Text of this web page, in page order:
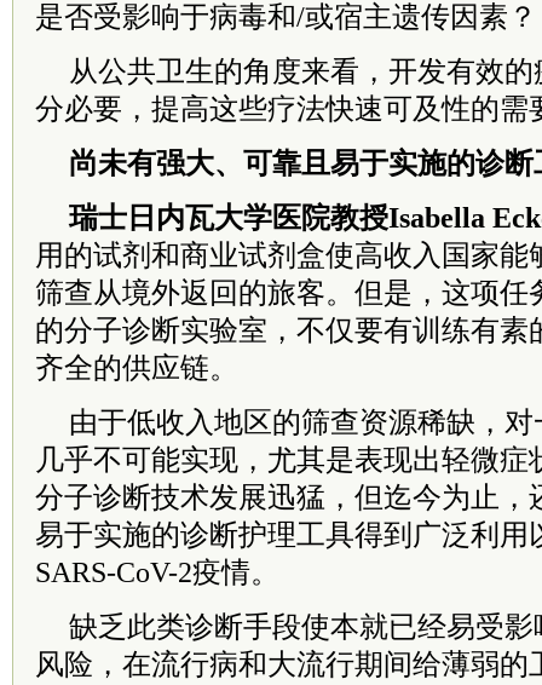
是否受影响于病毒和/或宿主遗传因素？
从公共卫生的角度来看，开发有效
分必要，提高这些疗法快速可及性的需
尚未有强大、可靠且易于实施的诊断
瑞士日内瓦大学医院教授Isabella
用的试剂和商业试剂盒使高收入国家能
筛查从境外返回的旅客。但是，这项任
的分子诊断实验室，不仅要有训练有素
齐全的供应链。
由于低收入地区的筛查资源稀缺，
几乎不可能实现，尤其是表现出轻微症
分子诊断技术发展迅猛，但迄今为止，
易于实施的诊断护理工具得到广泛利用
SARS-CoV-2疫情。
缺乏此类诊断手段使本就已经易受
风险，在流行病和大流行期间给薄弱的